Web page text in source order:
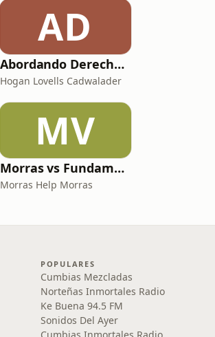
AD
Abordando Derecho by Hogan Lovells Cadwalader
Hogan Lovells Cadwalader
MV
Morras vs Fundamentalismos
Morras Help Morras
POPULARES
Cumbias Mezcladas
Norteñas Inmortales Radio
Ke Buena 94.5 FM
Sonidos Del Ayer